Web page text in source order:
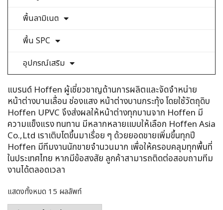
พื้นลามิเนต
พื้น SPC
อุปกรณ์เสริม
แบรนด์ Hoffen ผู้เชี่ยวชาญด้านการผลิตและจัดจำหน่าย
หน้าต่างบานเลื่อน ช่องแสง หน้าต่างบานกระทุ้ง โดยใช้วัตถุดิบ
Hoffen UPVC จึงส่งผลให้หน้าต่างทุกบานจาก Hoffen มี
ความแข็งแรง ทนทาน มีหลากหลายเเบบให้เลือก Hoffen Asia
Co.,Ltd เราเติบโตขึ้นมาเรื่อย ๆ ด้วยยอดขายเพิ่มขึ้นทุกปี
Hoffen มีทีมงานนักขายจำนวนมาก เพื่อให้ครอบคลุมทุกพื้นที่
ในประเทศไทย หากมีข้อสงสัย ลูกค้าสามารถติดต่อสอบถามทีม
งานได้ตลอดเวลา
แสดงทั้งหมด 15 ผลลัพท์